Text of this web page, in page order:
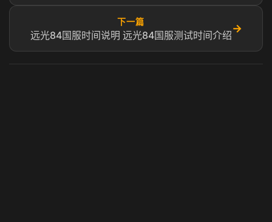
下一篇
远光84国服时间说明 远光84国服测试时间介绍
→